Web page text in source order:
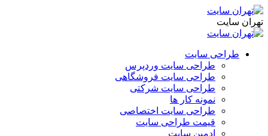
سایت
طراحی سایت
طراحی سایت وردپرس
طراحی سایت فروشگاهی
طراحی سایت شرکتی
نمونه کار ها
طراحی سایت اختصاصی
قیمت طراحی سایت
ادمین سایت